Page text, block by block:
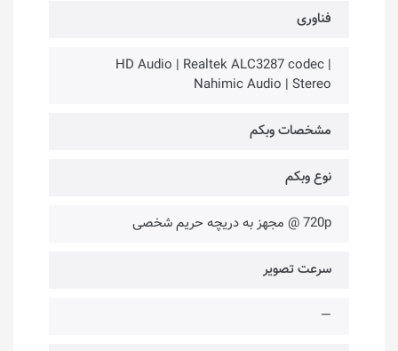
فناوری‌
HD Audio | Realtek ALC3287 codec |
Nahimic Audio | Stereo
مشخصات وبکم
نوع وبکم
720p @ مجهز به دریچه حریم شخصی
سرعت تصویر
—